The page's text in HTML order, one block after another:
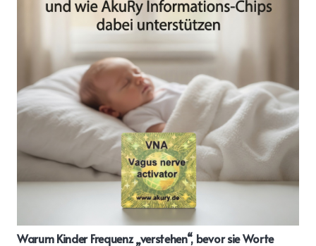
Förderung für langjähriges Therapieangebot: 1.000 € für
Schwimm- und Reittherapie im Kreis Euskirchen